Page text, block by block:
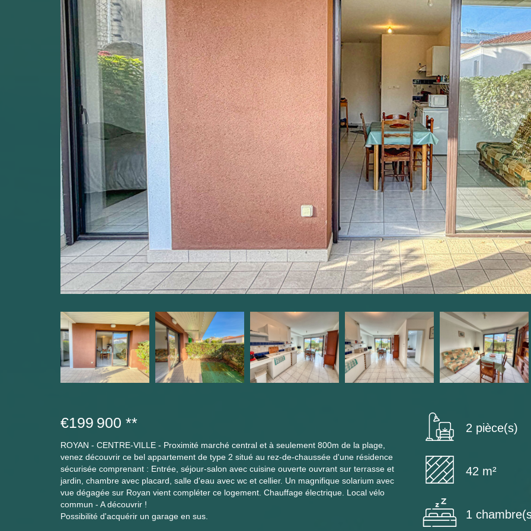
€199 900 **
ROYAN - CENTRE-VILLE - Proximité marché central et à seulement 800m de la plage,
venez découvrir ce bel appartement de type 2 situé au rez-de-chaussée d'une résidence
sécurisée comprenant : Entrée, séjour-salon avec cuisine ouverte ouvrant sur terrasse et
jardin, chambre avec placard, salle d'eau avec wc et cellier. Un magnifique solarium avec
vue dégagée sur Royan vient compléter ce logement. Chauffage électrique. Local vélo
commun - A découvrir !
Possibilité d'acquérir un garage en sus.
2 pièce(s)
42 m²
1